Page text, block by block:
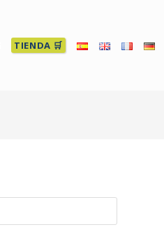
TIENDA 🛒